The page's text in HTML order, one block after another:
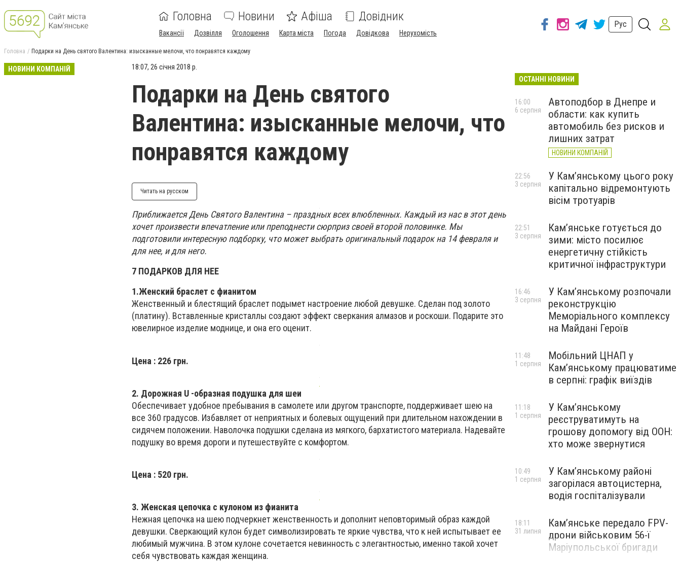
Головна Новини Афіша Довідник
Вакансії Дозвілля Оголошення Карта міста Погода Довідкова Нерухомість
Рус
Головна Подарки на День святого Валентина: изысканные мелочи, что понравятся каждому
НОВИНИ КОМПАНІЙ 18:07, 26 січня 2018 р.
Подарки на День святого
Валентина: изысканные мелочи, что
понравятся каждому
Читать на русском
Приближается День Святого Валентина – праздных всех влюбленных. Каждый из нас в этот день
хочет произвести впечатление или преподнести сюрпризсвоей второй половинке. Мы
подготовили интересную подборку, что может выбрать оригинальный подарок на 14 февраля и
для нее, и для него.
7 ПОДАРКОВ ДЛЯ НЕЕ
1.Женский браслет с фианитом
Женственный и блестящий браслет подымет настроение любой девушке. Сделан под золото
(платину). Вставленные кристаллы создают эффект сверкания алмазов и роскоши. Подарите это
ювелирное изделие моднице, и она его оценит.
Цена : 226 грн.
2. Дорожная U -образная подушка для шеи
Обеспечивает удобное пребывания в самолете или другом транспорте, поддерживает шею на
все 360 градусов. Избавляет от неприятных и болевых ощущений при длительном нахождении в
сидячем положении. Наволочка подушки сделана из мягкого, бархатистого материала. Надевайте
подушку во время дороги и путешествуйте с комфортом.
Цена : 520 грн.
3. Женская цепочка с кулоном из фианита
Нежная цепочка на шею подчеркнет женственность и дополнит неповторимый образ каждой
девушки. Сверкающий кулон будет символизировать те яркие чувства, что к ней испытывает ее
любимый мужчина. В этом кулоне сочетается невинность с элегантностью, именно такой хочет
себя чувствовать каждая женщина.
ОСТАННІ НОВИНИ
Автоподбор в Днепре и
области: как купить
автомобиль без рисков и
лишних затрат
НОВИНИ КОМПАНІЙ
16:00
6 серпня
У Кам’янському цього року
капітально відремонтують
вісім тротуарів
22:56
3 серпня
Кам’янське готується до
зими: місто посилює
енергетичну стійкість
критичної інфраструктури
22:51
3 серпня
У Кам’янському розпочали
реконструкцію
Меморіального комплексу
на Майдані Героїв
16:46
3 серпня
Мобільний ЦНАП у
Кам’янському працюватиме
в серпні: графік виїздів
11:48
1 серпня
У Кам’янському
реєструватимуть на
грошову допомогу від ООН:
хто може звернутися
11:18
1 серпня
У Кам’янському районі
загорілася автоцистерна,
водія госпіталізували
10:49
1 серпня
Кам’янське передало FPV-
дрони військовим 56-ї
Маріупольської бригади
18:11
31 липня